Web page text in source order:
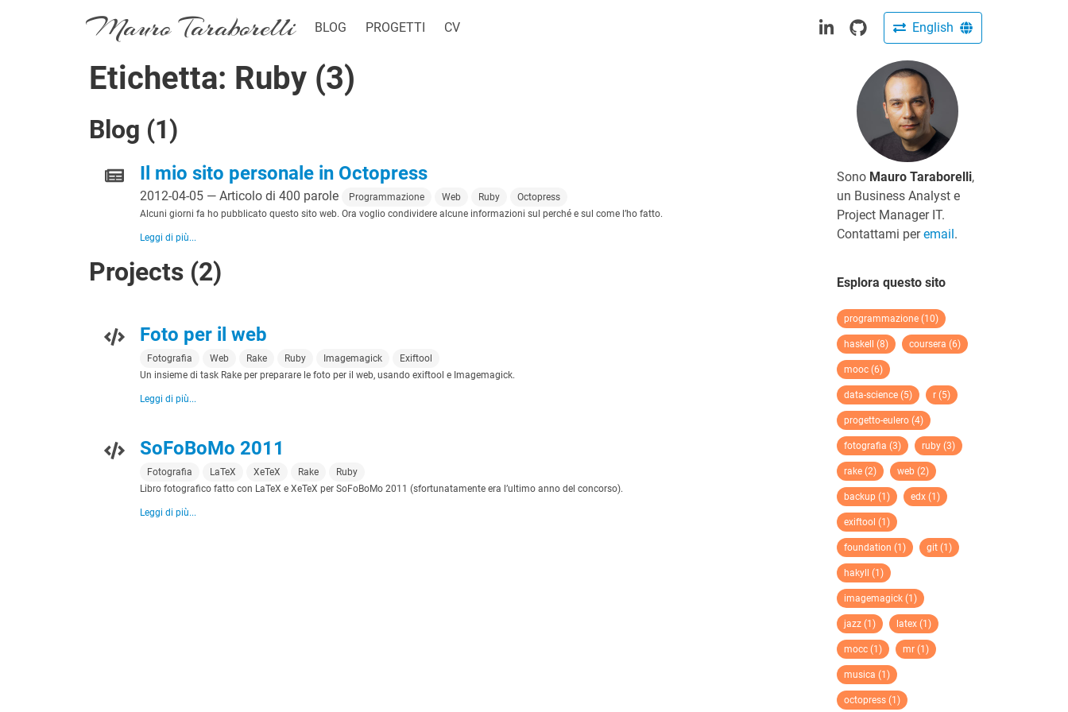
Mauro Taraborelli BLOG PROGETTI CV English
Etichetta: Ruby (3)
Blog (1)
Il mio sito personale in Octopress
2012-04-05 — Articolo di 400 parole Programmazione Web Ruby
Octopress
Alcuni giorni fa ho pubblicato questo sito web. Ora voglio condividere alcune informazioni sul perché e sul come l’ho fatto.
Leggi di più...
Projects (2)
Foto per il web
Fotografia Web Rake Ruby Imagemagick
Exiftool
Un insieme di task Rake per preparare le foto per il web, usando exiftool e Imagemagick.
Leggi di più...
SoFoBoMo 2011
Fotografia LaTeX XeTeX Rake
Ruby
Libro fotografico fatto con LaTeX e XeTeX per SoFoBoMo 2011 (sfortunatamente era l’ultimo anno del concorso).
Leggi di più...
Sono Mauro Taraborelli,
un Business Analyst e
Project Manager IT.
Contattami peremail.
Esplora questo sito
programmazione (10)
haskell (8) coursera (6)
mooc (6)
data-science (5) r (5)
progetto-eulero (4)
fotografia (3) ruby (3)
rake (2) web (2)
backup (1) edx (1)
exiftool (1)
foundation (1) git (1)
hakyll (1)
imagemagick (1)
jazz (1) latex (1)
mocc (1) mr (1)
musica (1)
octopress (1)